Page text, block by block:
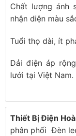
Chất lượng ánh
nhận diện màu
Tuổi thọ dài, ít
Dải điện áp
lưới tại Việt Nam.
Thiết Bị Điện
phân phối Đèn